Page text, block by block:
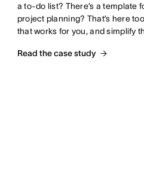
a to-do list? There’s a template
project planning? That’s here
that works for you, and simplify
Read the case study